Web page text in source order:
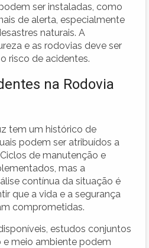
ser instaladas, como
de alerta, especialmente
naturais. A
e as rodovias deve ser
risco de acidentes.
na Rodovia
tem um histórico de
podem ser atribuídos a
de manutenção e
mas a
contínua da situação é
que a vida e a segurança
comprometidas.
estudos conjuntos
e meio ambiente podem